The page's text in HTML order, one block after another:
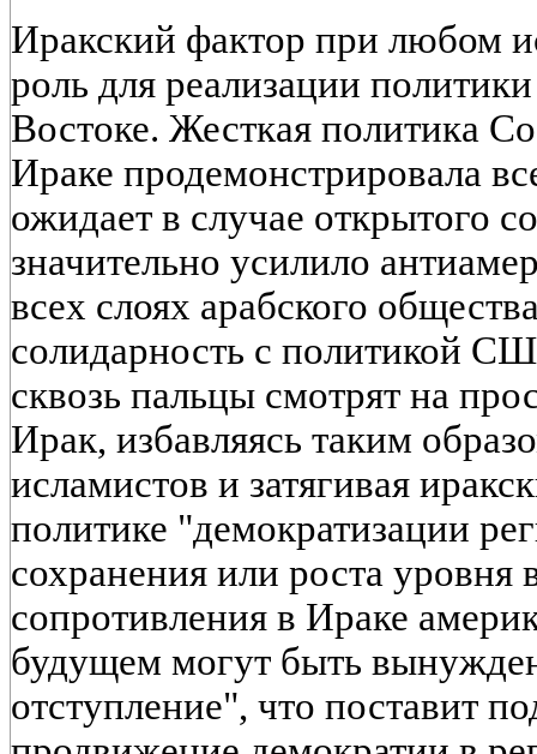
Иракский фактор при любом
роль для реализации
Востоке. Жесткая политика
Ираке продемонстрировала
ожидает в случае открытого
значительно усилило
всех слоях арабского
солидарность с политикой
сквозь пальцы смотрят на
Ирак, избавляясь таким
исламистов и затягивая
политике "демократизации
сохранения или роста уровня
сопротивления в Ираке
будущем могут быть
отступление", что поставит